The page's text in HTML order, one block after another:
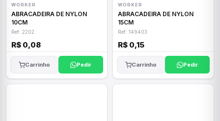
WORKER
ABRACADEIRA DE NYLON
10CM
Ref: 2202
R$ 0,08
Carrinho Pedir
WORKER
ABRACADEIRA DE NYLON
15CM
Ref: 149403
R$ 0,15
Carrinho Pedir